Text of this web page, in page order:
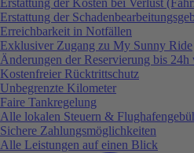
Erstattung der
Erreichbarkeit in Notfällen
Exklusiver Zugang zu My Sunny Ride
Änderungen der Reservierung bis
Kostenfreier Rücktrittschutz
Unbegrenzte Kilometer
Faire Tankregelung
Alle lokalen Steuern &
Sichere Zahlungsmöglichkeiten
Alle Leistungen auf einen Blick